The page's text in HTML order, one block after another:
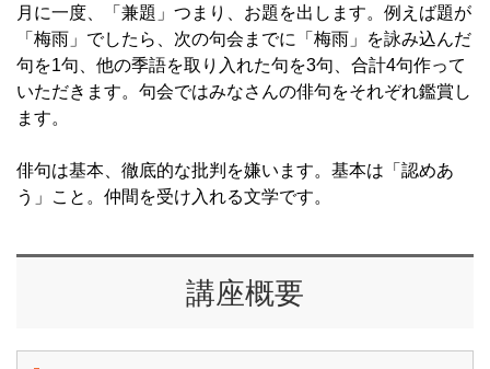
月に一度、「兼題」つまり、お題を出します。例えば題が
「梅雨」でしたら、次の句会までに「梅雨」を詠み込んだ
句を1句、他の季語を取り入れた句を3句、合計4句作って
いただきます。句会ではみなさんの俳句をそれぞれ鑑賞し
ます。
俳句は基本、徹底的な批判を嫌います。基本は「認めあ
う」こと。仲間を受け入れる文学です。
講座概要